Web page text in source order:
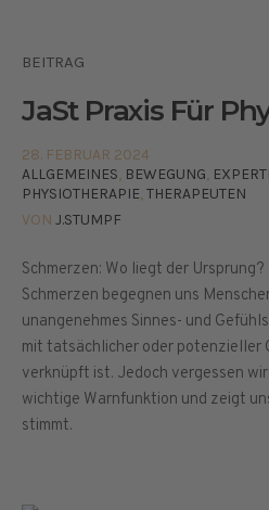
BEITRAG
JaSt Praxis Für
28. FEBRUAR 2024
ALLGEMEINES, BEWEGUNG,
PHYSIOTHERAPIE,THERAPEUTEN
VON J.STUMPF
Schmerzen: Wo liegt der Ursprung?
Schmerzen begegnen uns
unangenehmes Sinnes- und
mit tatsächlicher oder potenzieller
verknüpft ist. Jedoch vergessen
wichtige Warnfunktion und zeigt
stimmt.